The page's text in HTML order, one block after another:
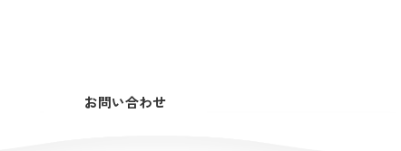
お問い合わせ